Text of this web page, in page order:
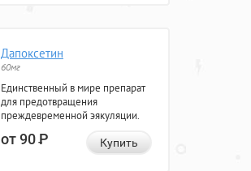
Дапоксетин
60мг
Единственный в мире препарат
для предотвращения
преждевременной эякуляции.
от 90Р Купить